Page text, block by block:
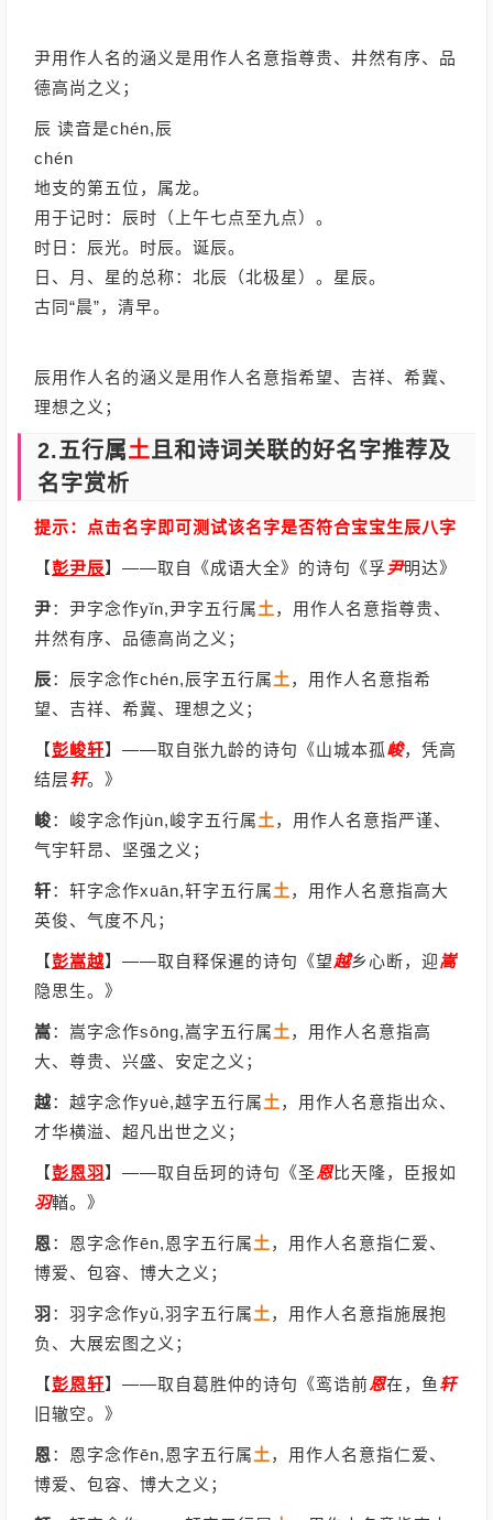
尹用作人名的涵义是用作人名意指尊贵、井然有序、品
德高尚之义；
辰 读音是chén,辰
chén
地支的第五位，属龙。
用于记时：辰时（上午七点至九点）。
时日：辰光。时辰。诞辰。
日、月、星的总称：北辰（北极星）。星辰。
古同“晨”，清早。
辰用作人名的涵义是用作人名意指希望、吉祥、希冀、
理想之义；
2.五行属土且和诗词关联的好名字推荐及
名字赏析
提示：点击名字即可测试该名字是否符合宝宝生辰八字
【彭尹辰】 ——取自《成语大全》的诗句《孚尹明达》
尹：尹字念作yǐn,尹字五行属土，用作人名意指尊贵、
井然有序、品德高尚之义；
辰：辰字念作chén,辰字五行属土，用作人名意指希
望、吉祥、希冀、理想之义；
【彭峻轩】 ——取自张九龄的诗句《山城本孤峻，凭高
结层轩。》
峻：峻字念作jùn,峻字五行属土，用作人名意指严谨、
气宇轩昂、坚强之义；
轩：轩字念作xuān,轩字五行属土，用作人名意指高大
英俊、气度不凡；
【彭嵩越】 ——取自释保暹的诗句《望越乡心断，迎嵩
隐思生。》
嵩：嵩字念作sōng,嵩字五行属土，用作人名意指高
大、尊贵、兴盛、安定之义；
越：越字念作yuè,越字五行属土，用作人名意指出众、
才华横溢、超凡出世之义；
【彭恩羽 】 ——取自岳珂的诗句《圣恩比天隆，臣报如
羽輶。》
恩：恩字念作ēn,恩字五行属土，用作人名意指仁爱、
博爱、包容、博大之义；
羽 ：羽字念作yǔ,羽字五行属土，用作人名意指施展抱
负、大展宏图之义；
【彭恩轩】 ——取自葛胜仲的诗句《鸾诰前恩在，鱼 轩
旧辙空。》
恩：恩字念作ēn,恩字五行属土，用作人名意指仁爱、
博爱、包容、博大之义；